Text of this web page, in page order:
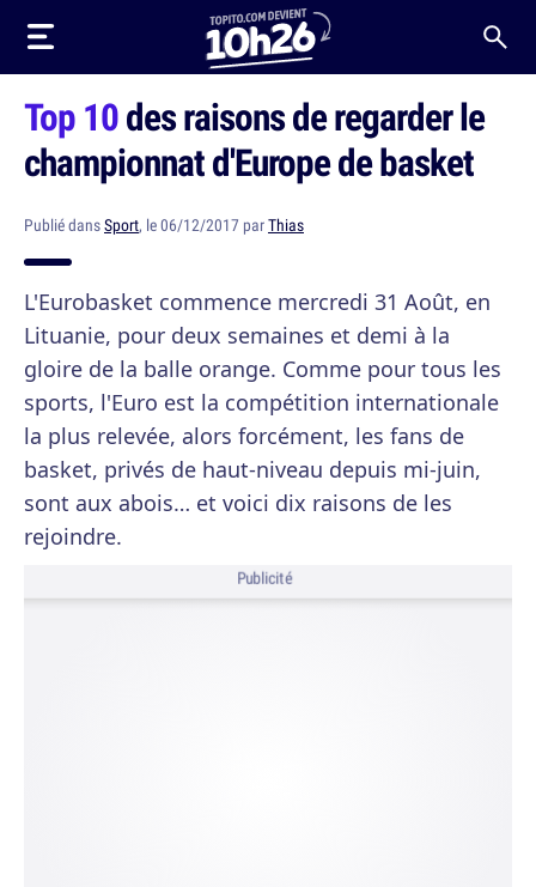
Top 10des raisons de regarder le
championnat d'Europe de basket
Publié dansSport, le 06/12/2017 parThias
L'Eurobasket commence mercredi 31 Août, en
Lituanie, pour deux semaines et demi à la
gloire de la balle orange. Comme pour tous les
sports, l'Euro est la compétition internationale
la plus relevée, alors forcément, les fans de
basket, privés de haut-niveau depuis mi-juin,
sont aux abois… et voici dix raisons de les
rejoindre.
Publicité